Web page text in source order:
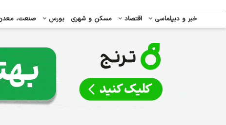
خبر و دیپلماسی اقتصاد مسکن و شهری بورس صنعت،